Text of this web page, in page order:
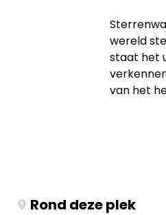
wereld
staat het
van het
Rond deze plek